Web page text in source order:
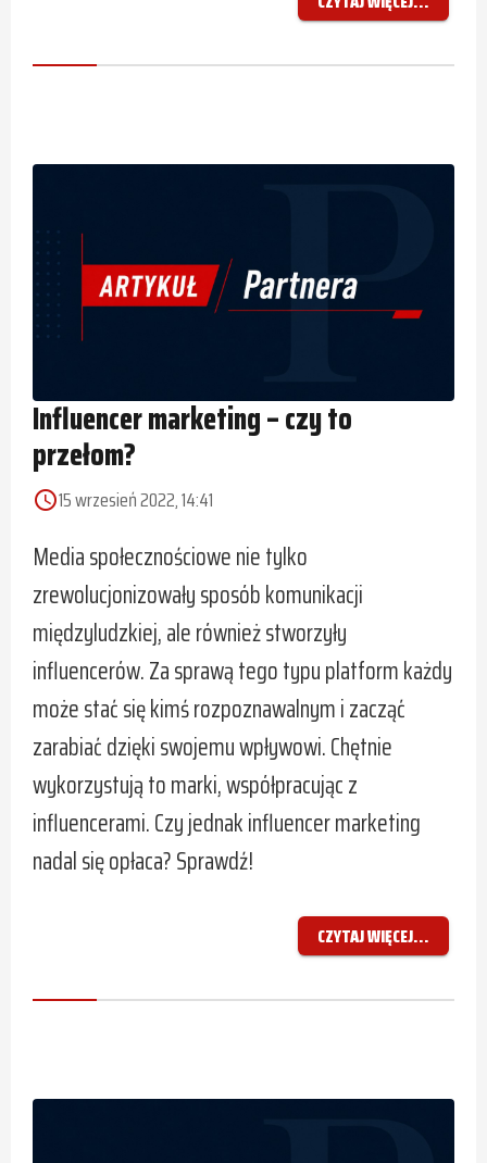
Influencer marketing – czy to
przełom?
access_time15 wrzesień 2022, 14:41
Media społecznościowe nie tylko
zrewolucjonizowały sposób komunikacji
międzyludzkiej, ale również stworzyły
influencerów. Za sprawą tego typu platform każdy
może stać się kimś rozpoznawalnym i zacząć
zarabiać dzięki swojemu wpływowi. Chętnie
wykorzystują to marki, współpracując z
influencerami. Czy jednak influencer marketing
nadal się opłaca? Sprawdź!
CZYTAJ WIĘCEJ...